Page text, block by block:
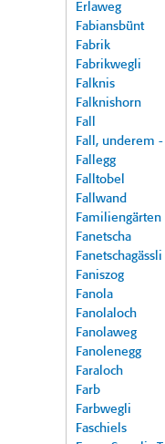
Erlaweg
Fabiansbünt
Fabrik
Fabrikwegli
Falknis
Falknishorn
Fall
Fall, underem -
Fallegg
Falltobel
Fallwand
Familiengärten
Fanetscha
Fanetschagässli
Faniszog
Fanola
Fanolaloch
Fanolaweg
Fanolenegg
Faraloch
Farb
Farbwegli
Faschiels